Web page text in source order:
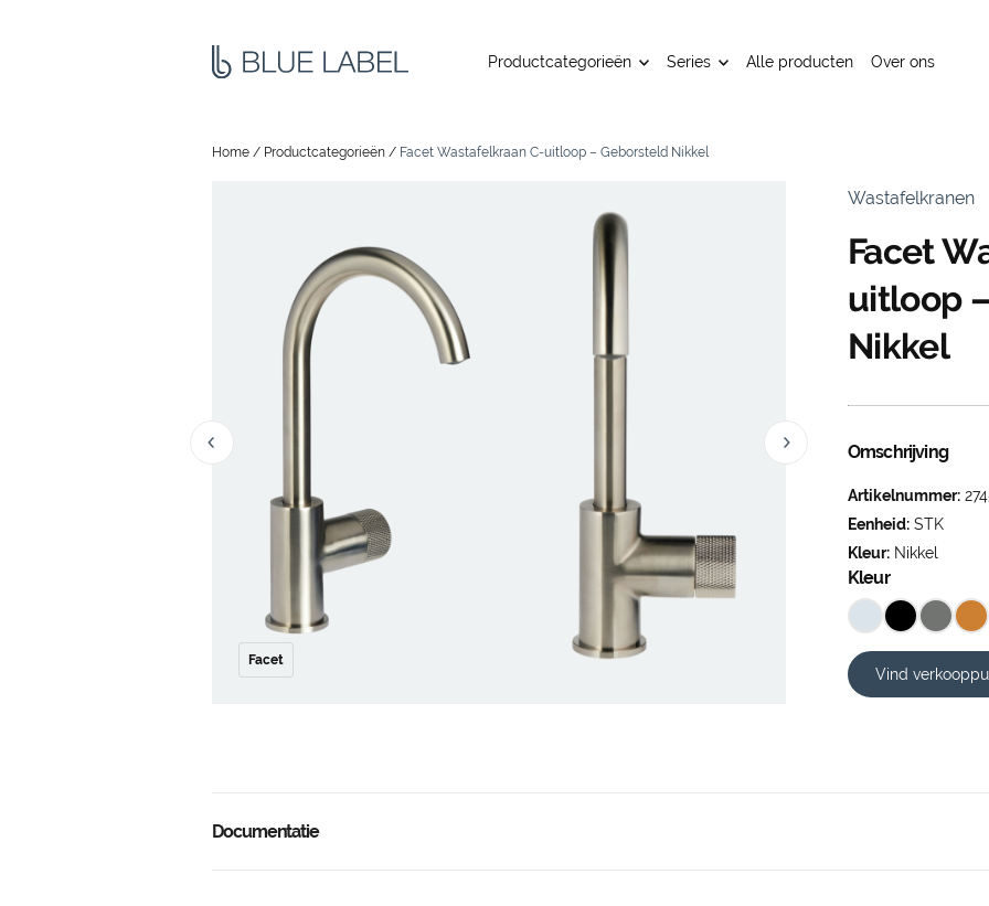
Productcategorieën Series Alle producten Over ons
Home / Productcategorieën / Facet Wastafelkraan C-uitloop – Geborsteld Nikkel
Facet
Wastafelkranen
Facet
uitloop
Nikkel
Omschrijving
Artikelnummer:
Eenheid: STK
Kleur: Nikkel
Kleur
Vind
Documentatie